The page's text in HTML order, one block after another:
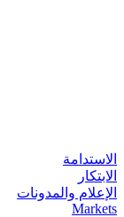
الاستدامة
الابتكار
الإعلام والمدونات
Markets